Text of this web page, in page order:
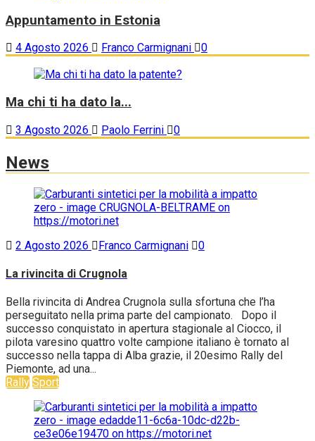
Appuntamento in Estonia
4 Agosto 2026 Franco Carmignani 0
Ma chi ti ha dato la...
3 Agosto 2026 Paolo Ferrini 0
News
2 Agosto 2026 Franco Carmignani 0
La rivincita di Crugnola
Bella rivincita di Andrea Crugnola sulla sfortuna che l’ha
perseguitato nella prima parte del campionato. Dopo il
successo conquistato in apertura stagionale al Ciocco, il
pilota varesino quattro volte campione italiano è tornato al
successo nella tappa di Alba grazie, il 20esimo Rally del
Piemonte, ad una...
Rally Sport